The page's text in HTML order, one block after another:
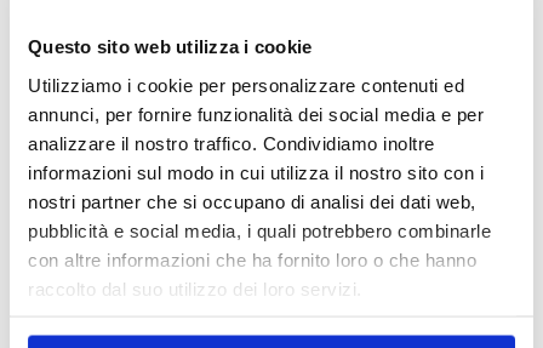
Questo sito web utilizza i cookie
Utilizziamo i cookie per personalizzare contenuti ed
annunci, per fornire funzionalità dei social media e per
analizzare il nostro traffico. Condividiamo inoltre
informazioni sul modo in cui utilizza il nostro sito con i
nostri partner che si occupano di analisi dei dati web,
pubblicità e social media, i quali potrebbero combinarle
con altre informazioni che ha fornito loro o che hanno
raccolto dal suo utilizzo dei loro servizi.
30 Giugno 2026
PREMI 2025. I TOP TEN
30 Giugno 2026
TUTTI GLI ARTICOLI DEL MESE